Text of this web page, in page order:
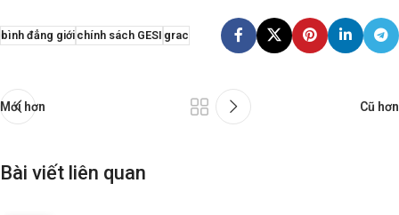
bình đẳng giớichính sách GESI grac
Mới hơn Cũ hơn
Bài viết liên quan